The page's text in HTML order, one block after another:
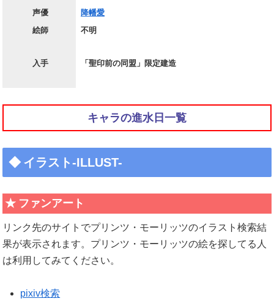
声優
降幡愛
絵師
不明
入手 「聖印前の同盟」限定建造
キャラの進水日一覧
イラスト-ILLUST-
ファンアート
リンク先のサイトでプリンツ・モーリッツのイラスト検索結
果が表示されます。プリンツ・モーリッツの絵を探してる人
は利用してみてください。
pixiv検索